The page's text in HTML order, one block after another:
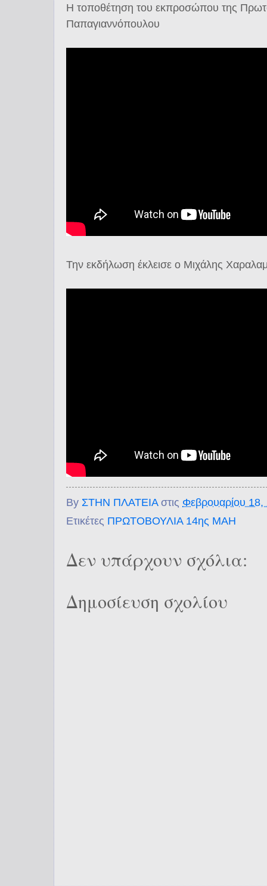
Η τοποθέτηση του εκπροσώπου της
Παπαγιαννόπουλου
Την εκδήλωση έκλεισε ο Μιχάλης
By ΣΤΗΝ ΠΛΑΤΕΙΑ στις Φεβρουαρίου 18,
Ετικέτες ΠΡΩΤΟΒΟΥΛΙΑ 14ης ΜΑΗ
Δεν υπάρχουν σχόλια:
Δημοσίευση σχολίου